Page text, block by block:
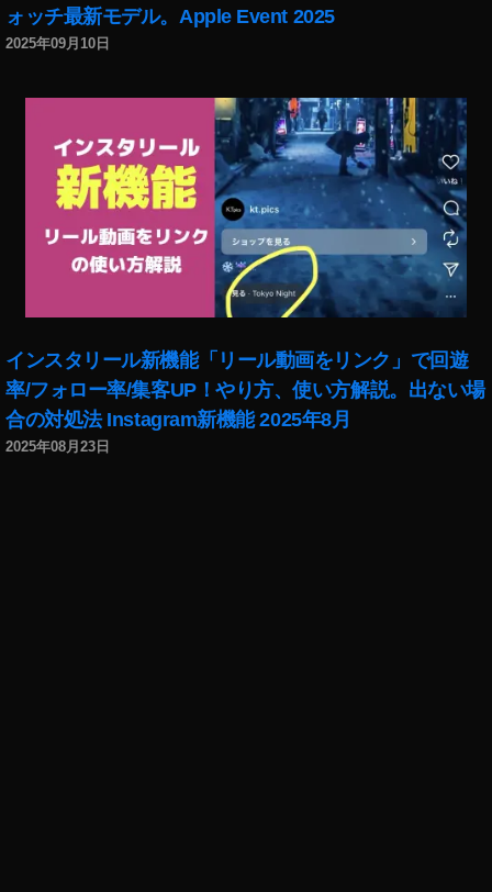
ォッチ最新モデル。Apple Event 2025
2025年09月10日
インスタリール新機能「リール動画をリンク」で回遊
率/フォロー率/集客UP！やり方、使い方解説。出ない場
合の対処法 Instagram新機能 2025年8月
2025年08月23日